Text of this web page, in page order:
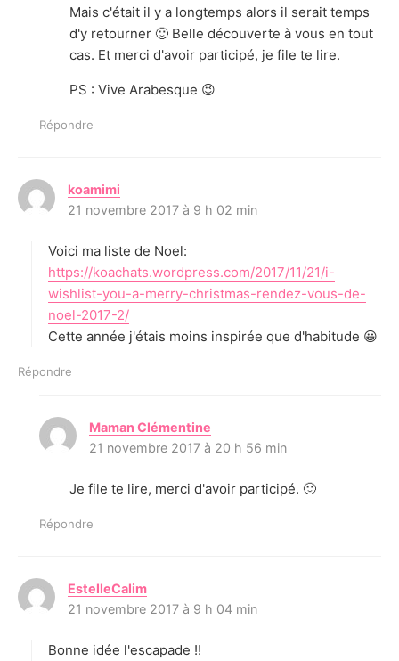
Mais c'était il y a longtemps alors il serait temps
d'y retourner 🙂 Belle découverte à vous en tout
cas. Et merci d'avoir participé, je file te lire.
PS : Vive Arabesque 😉
Répondre
koamimi
i
:
21 novembre 2017 à 9 h 02 min
Voici ma liste de Noel:
https://koachats.wordpress.com/2017/11/21/i-
wishlist-you-a-merry-christmas-rendez-vous-de-
noel-2017-2/
Cette année j'étais moins inspirée que d'habitude 😀
Répondre
Maman Clémentine
:
21 novembre 2017 à 20 h 56 min
Je file te lire, merci d'avoir participé. 🙂
Répondre
EstelleCalim
:
21 novembre 2017 à 9 h 04 min
Bonne idée l'escapade !!